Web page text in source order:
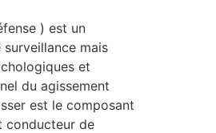
) est un
mais
et
du agissement
est le composant
conducteur de